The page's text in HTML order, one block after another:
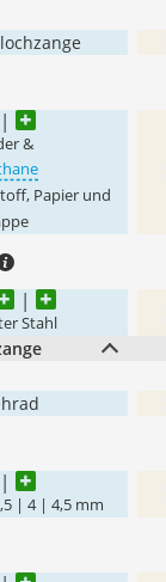
&
Papier und
Stahl
| 4 | 4,5 mm